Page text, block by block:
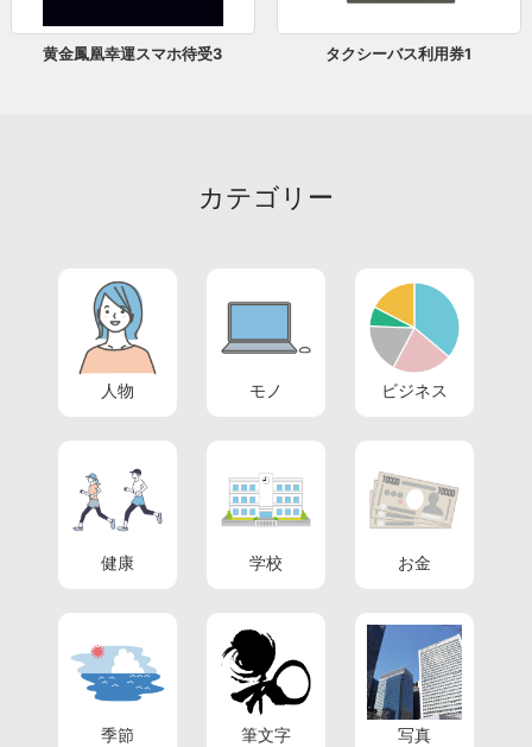
黄金鳳凰幸運スマホ待受3 タクシーバス利用券1
カテゴリー
人物 モノ ビジネス
健康 学校 お金
季節 筆文字 写真